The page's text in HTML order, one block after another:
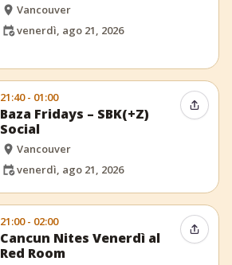
Vancouver
venerdì, ago 21, 2026
21:40 - 01:00
Baza Fridays – SBK(+Z)
Social
Vancouver
venerdì, ago 21, 2026
21:00 - 02:00
Cancun Nites Venerdì al
Red Room